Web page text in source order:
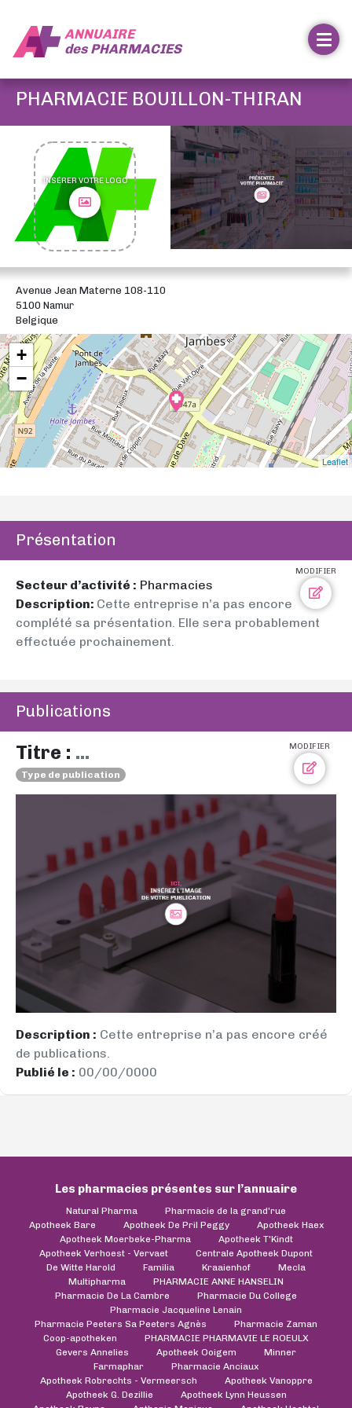
ANNUAIRE
desPHARMACIES
PHARMACIE BOUILLON-THIRAN
INSÉRER VOTRE LOGO
Avenue Jean Materne 108-110
5100 Namur
Belgique
+
−
Leaflet
Présentation
MODIFIER
Secteur d’activité : Pharmacies
Description: Cette entreprise n’a pas encore
complété sa présentation. Elle sera probablement
effectuée prochainement.
Publications
MODIFIER
Titre : ...
Type de publication
Description : Cette entreprise n’a pas encore créé
de publications.
Publié le : 00/00/0000
Les pharmacies présentes sur l’annuaire
Natural Pharma
Pharmacie de la grand'rue
Apotheek Bare
Apotheek De Pril Peggy
Apotheek Haex
Apotheek Moerbeke-Pharma
Apotheek T'Kindt
Apotheek Verhoest - Vervaet
Centrale Apotheek Dupont
De Witte Harold
Familia Kraaienhof
Mecla
Multipharma
PHARMACIE ANNE HANSELIN
Pharmacie De La Cambre
Pharmacie Du College
Pharmacie Jacqueline Lenain
Pharmacie Peeters Sa Peeters Agnès
Pharmacie Zaman
Coop-apotheken
PHARMACIE PHARMAVIE LE ROEULX
Gevers Annelies
Apotheek Ooigem
Minner
Farmaphar
Pharmacie Anciaux
Apotheek Robrechts - Vermeersch
Apotheek Vanoppre
Apotheek G. Dezillie
Apotheek Lynn Heussen